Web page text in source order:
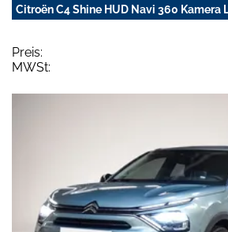
Citroën C4 Shine HUD Navi 360 Kamera
Preis:
MWSt: